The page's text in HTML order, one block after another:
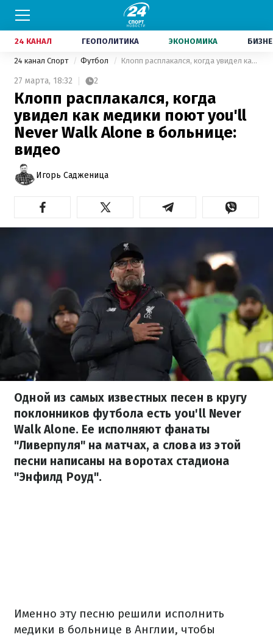
24 КАНАЛ ГЕОПОЛИТИКА ЭКОНОМИКА
24 канал Спорт Футбол Клопп расплакался, когда увидел как медики поют you'll Never Walk Alone в больнице: видео
27 марта, 18:32 2
Клопп расплакался, когда
увидел как медики поют you'll
Never Walk Alone в больнице:
видео
Игорь Садженица
Одной из самых известных песен в кругу
поклонников футбола есть you'll Never
Walk Alone. Ее исполняют фанаты
"Ливерпуля" на матчах, а слова из этой
песни написаны на воротах стадиона
"Энфилд Роуд".
Именно эту песню решили исполнить
медики в больнице в Англии, чтобы